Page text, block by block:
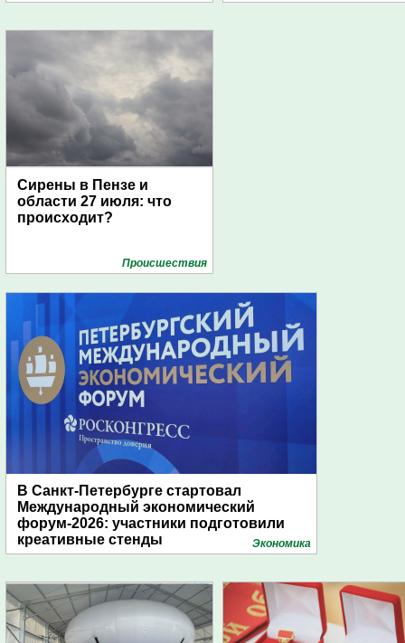
Сирены в Пензе и
области 27 июля: что
происходит?
Проиcшествия
В Санкт-Петербурге стартовал
Международный экономический
форум-2026: участники подготовили
креативные стенды
Экономика